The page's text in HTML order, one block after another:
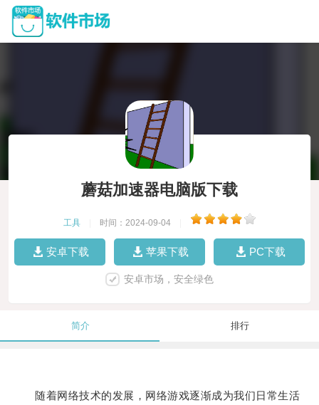
蘑菇加速器电脑版下载
工具 时间：2024-09-04
安卓下载 苹果下载 PC下载
安卓市场，安全绿色
简介 排行
随着网络技术的发展，网络游戏逐渐成为我们日常生活